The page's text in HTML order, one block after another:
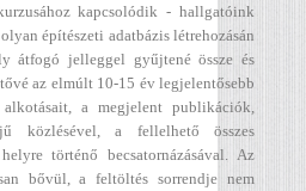
kapcsolódik - hallgatóink
építészeti adatbázis létrehozásán
átfogó jelleggel gyűjtené össze és
az elmúlt 10-15 év legjelentősebb
a megjelent publikációk,
közlésével, a fellelhető összes
történő becsatornázásával. Az
bővül, a feltöltés sorrendje nem